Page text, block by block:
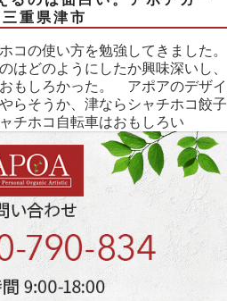
重県津市
コの使い方を勉強してきました。
はどのようにしたか興味深いし、
もしろかった。 アポアのデザイ
らそうか、津ならシャチホコ餃子
チホコ自転車はおもしろい